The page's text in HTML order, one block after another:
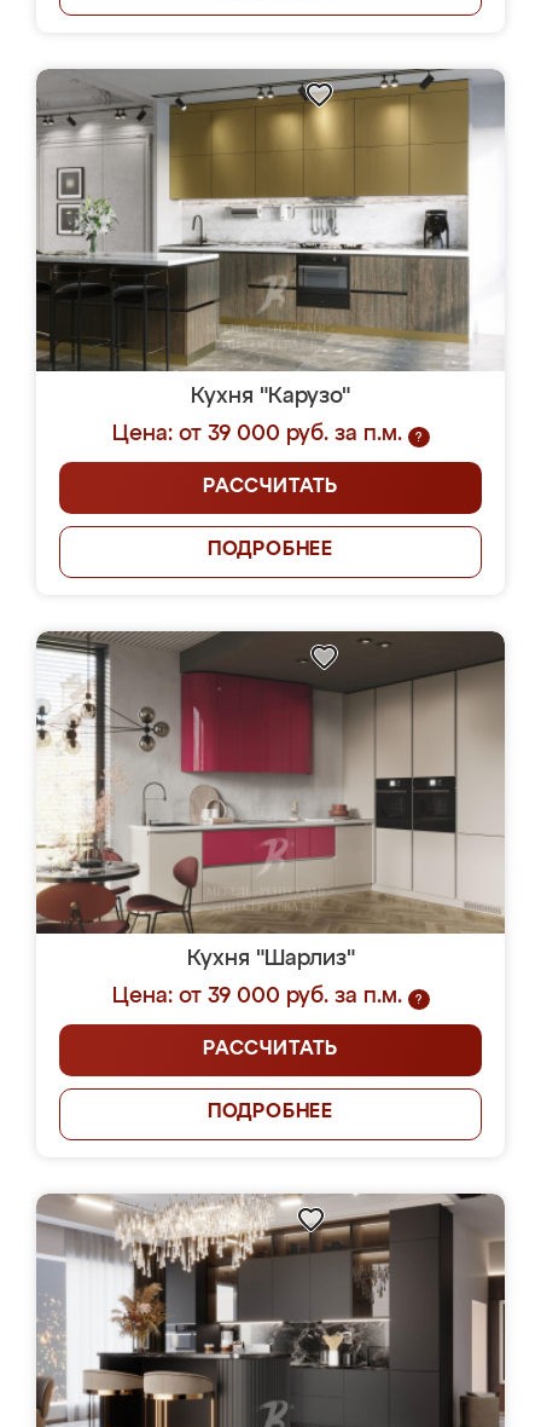
Кухня "Карузо"
Цена: от 39 000 руб. за п.м.
?
РАССЧИТАТЬ
ПОДРОБНЕЕ
Кухня "Шарлиз"
Цена: от 39 000 руб. за п.м.
?
РАССЧИТАТЬ
ПОДРОБНЕЕ